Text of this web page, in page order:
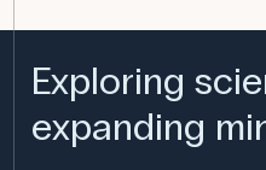
geschikt voor herhaalde
Toepassing van het
In natuurkundelessen kan
gebruikt om
Exploring
expanding